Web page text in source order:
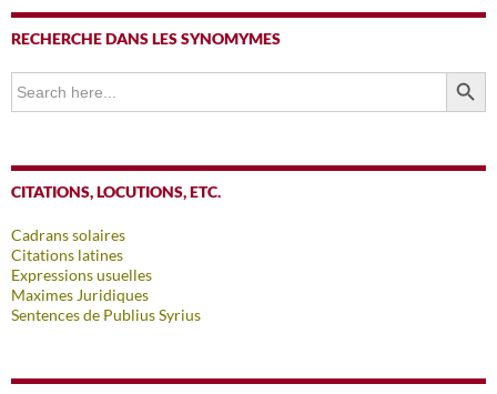
RECHERCHE DANS LES SYNOMYMES
Search
for:
SEARCH
CITATIONS, LOCUTIONS, ETC.
Cadrans solaires
Citations latines
Expressions usuelles
Maximes Juridiques
Sentences de Publius Syrius